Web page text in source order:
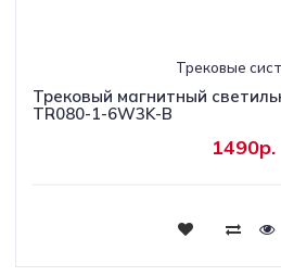
Трековые
Трековый магнитный
TR080-1-6W3K-B
1490р.